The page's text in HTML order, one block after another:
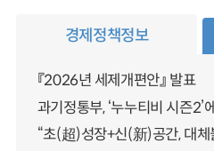
경제정책정보
『2026년 세제개편안』 발표
과기정통부, ‘누누티비 시즌2’
“초(超)성장+신(新)공간, 대체